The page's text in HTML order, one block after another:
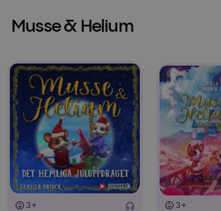
Musse & Helium
3+ 3+